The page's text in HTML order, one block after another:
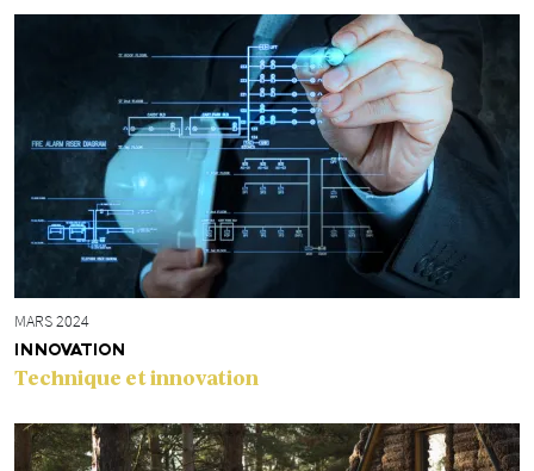
MARS 2024
INNOVATION
Technique et innovation